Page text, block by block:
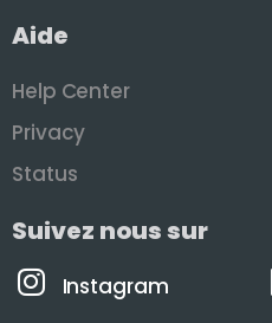
Aide
Help Center
Privacy
Status
Suivez nous sur
Instagram